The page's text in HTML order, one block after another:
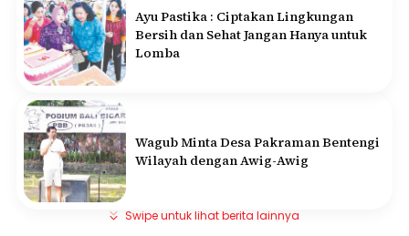
Ayu Pastika : Ciptakan Lingkungan
Bersih dan Sehat Jangan Hanya untuk
Lomba
Wagub Minta Desa Pakraman Bentengi
Wilayah dengan Awig-Awig
Swipe untuk lihat berita lainnya